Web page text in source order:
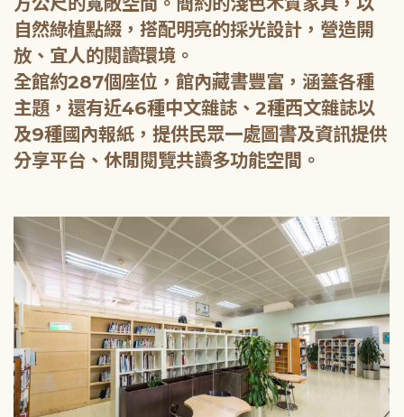
自然綠植點綴，搭配明亮的採光設計，營造開
放、宜人的閱讀環境。
全館約287個座位，館內藏書豐富，涵蓋各種
主題，還有近46種中文雜誌、2種西文雜誌以
及9種國內報紙，提供民眾一處圖書及資訊提供